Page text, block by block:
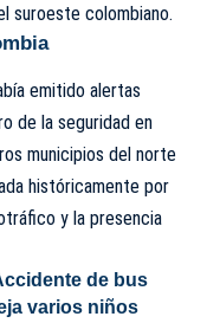
suroeste colombiano.
emitido alertas
de la seguridad en
municipios del norte
históricamente por
y la presencia
de bus
varios niños